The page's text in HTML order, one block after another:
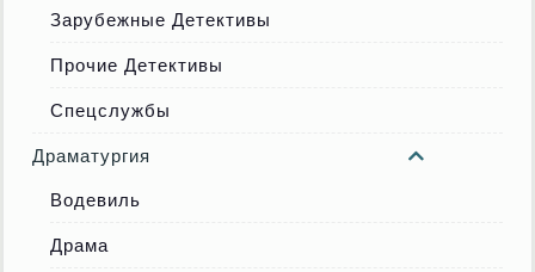
Зарубежные Детективы
Прочие Детективы
Спецслужбы
Драматургия
Водевиль
Драма